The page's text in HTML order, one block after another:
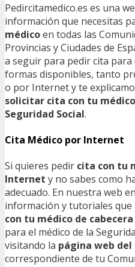
Pedircitamedico.es es una
información que necesitas
médicoen todas las
Provincias y Ciudades de
a seguir para pedir cita para
formas disponibles, tanto
o por Internet y te
solicitar cita con tu
Seguridad Social.
Cita Médico por Internet
Si quieres pedir cita con tu
Internet y no sabes como
adecuado. En nuestra web
información y tutoriales que
con tu médico de
para el médico de la
visitando la página web del
correspondiente de tu